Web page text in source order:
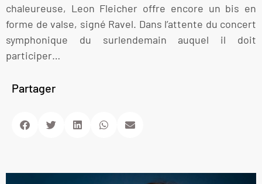
chaleureuse, Leon Fleicher offre encore un bis en
forme de valse, signé Ravel. Dans l’attente du concert
symphonique du surlendemain auquel il doit
participer…
Partager